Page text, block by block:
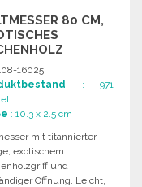
80 CM,
08-16025
: 971
: 10.3 x 2.5 cm
mit titannierter
exotischem
und
Öffnung. Leicht,